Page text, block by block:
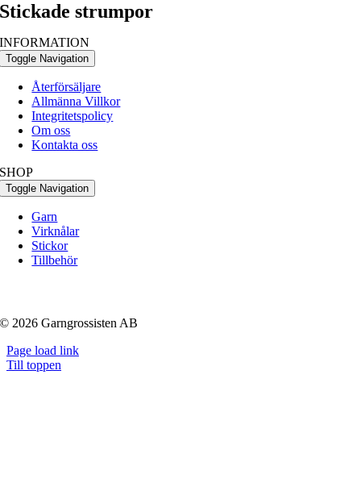
Stickade strumpor
INFORMATION
Toggle Navigation
Återförsäljare
Allmänna Villkor
Integritetspolicy
Om oss
Kontakta oss
SHOP
Toggle Navigation
Garn
Virknålar
Stickor
Tillbehör
© 2026 Garngrossisten AB
Page load link
Till toppen